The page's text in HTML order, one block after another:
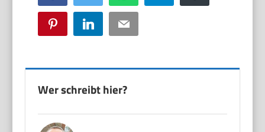
Pinterest LinkedIn Email
Wer schreibt hier?